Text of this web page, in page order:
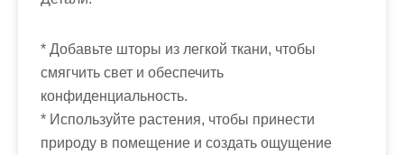
* Добавьте шторы из легкой ткани, чтобы
смягчить свет и обеспечить
конфиденциальность.
* Используйте растения, чтобы принести
природу в помещение и создать ощущение